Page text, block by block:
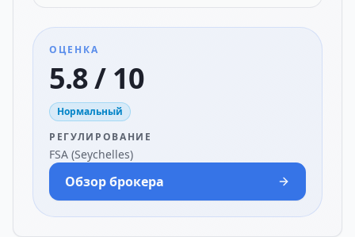
ОЦЕНКА
5.8 / 10
Нормальный
РЕГУЛИРОВАНИЕ
FSA (Seychelles)
Обзор брокера